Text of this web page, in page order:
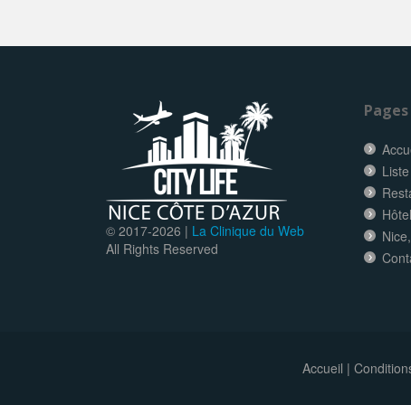
© 2017-2026 | La Clinique du Web
All Rights Reserved
Pages
Accueil |